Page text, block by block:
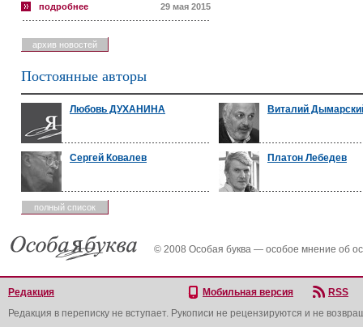
подробнее 29 мая 2015
архив новостей
Постоянные авторы
Любовь ДУХАНИНА Виталий
Сергей Ковалев Платон Лебедев
полный список
© 2008 Особая буква — особое мнение об
Редакция Мобильная версия
RSS
Редакция в переписку не вступает. Рукописи не рецензируются и не